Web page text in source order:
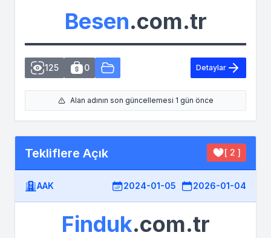
Besen.com.tr
125 0 Detaylar
Alan adının son güncellemesi 1 gün önce
Tekliflere Açık [ 2 ]
AAK 2024-01-05 2026-01-04
Finduk.com.tr